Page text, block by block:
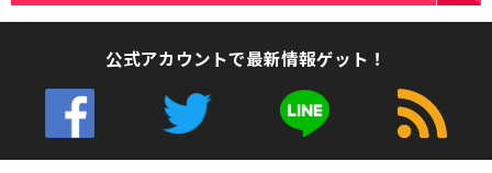
公式アカウントで最新情報ゲット！